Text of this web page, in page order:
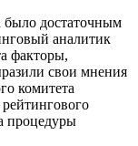
было достаточным
аналитик
факторы,
свои мнения
комитета
процедуры